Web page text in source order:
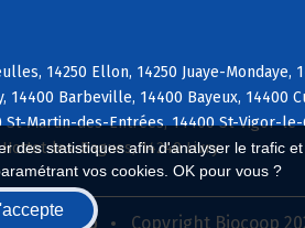
des statistiques afin d'analyser le trafic
vos cookies. OK pour vous ?
14250 Ellon, 14250 Juaye-Mondaye,
Barbeville, 14400 Bayeux, 14400
Martin-des-Entrées, 14400 St-Vigor-
les-Bagues, 14240 Livry
Biocoop Copyright Biocoop